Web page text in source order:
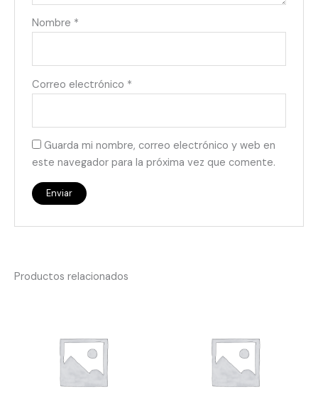
Nombre *
Correo electrónico *
Guarda mi nombre, correo electrónico y web en
este navegador para la próxima vez que comente.
Productos relacionados